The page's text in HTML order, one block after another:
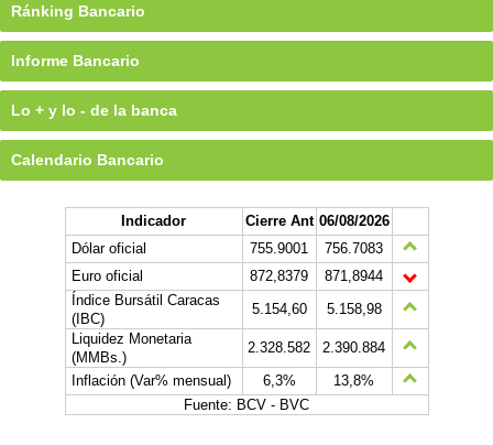
Ránking Bancario
Informe Bancario
Lo + y lo - de la banca
Calendario Bancario
Indicador Cierre Ant 06/08/2026
Dólar oficial
755.9001
756.7083
Euro oficial
872,8379
871,8944
Índice Bursátil Caracas
(IBC)
5.154,60
5.158,98
Liquidez Monetaria
(MMBs.)
2.328.582
2.390.884
Inflación (Var% mensual)
6,3%
13,8%
Fuente: BCV - BVC